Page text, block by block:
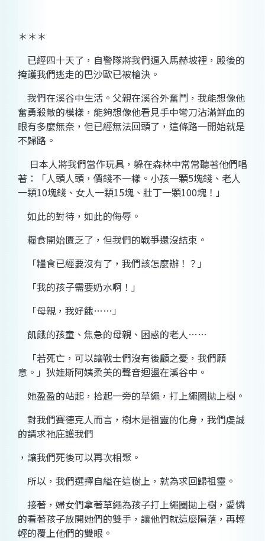
＊＊＊
已經四十天了，自警隊將我們逼入馬赫坡裡，殿後的
掩護我們逃走的巴沙歐已被槍決。
我們在溪谷中生活。父親在溪谷外奮鬥，我能想像他
奮勇殺敵的模樣，能夠想像他看見手中彎刀沾滿鮮血的
眼有多麼無奈，但已經無法回頭了，這條路一開始就是
不歸路。
日本人將我們當作玩具，躲在森林中常常聽著他們唱
著：「人頭人頭，價錢不一樣。小孩一顆5塊錢、老人
一顆10塊錢、女人一顆15塊、壯丁一顆100塊！」
如此的對待，如此的侮辱。
糧食開始匱乏了，但我們的戰爭還沒結束。
「糧食已經要沒有了，我們該怎麼辦！？」
「我的孩子需要奶水啊！」
「母親，我好餓……」
飢餓的孩童、焦急的母親、困惑的老人……
「若死亡，可以讓戰士們沒有後顧之憂，我們願
意。」狄娃斯阿姨柔美的聲音迴盪在溪谷中。
她盈盈的站起，拾起一旁的草繩，打上繩圈拋上樹。
對我們賽德克人而言，樹木是祖靈的化身，我們虔誠
的請求祂庇護我們
，讓我們死後可以再次相聚。
所以，我們選擇自縊在這樹上，就為求回歸祖靈。
接著，婦女們拿著草繩為孩子打上繩圈拋上樹，愛憐
的看著孩子放開她們的雙手，讓他們就這麼隕落，再輕
輕的覆上他們的雙眼。